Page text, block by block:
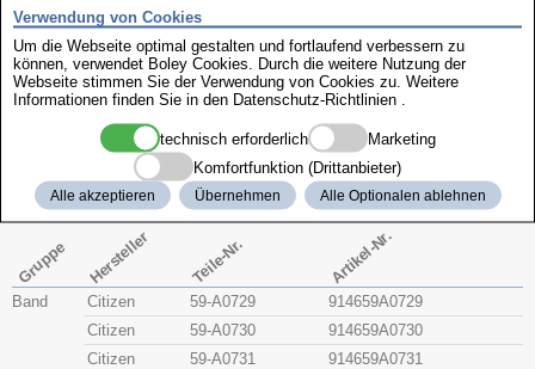
Skagen
TAG Heuer
Tissot
Zenith
Citizen 4-A05061
Gruppe Hersteller Teile-Nr. Artikel-Nr.
Band Citizen 59-A0729
914659A0729
Citizen
59-A0730
914659A0730
Citizen
59-A0731
914659A0731
Verwendung von Cookies
Um die Webseite optimal gestalten und fortlaufend verbessern zu
können, verwendet Boley Cookies. Durch die weitere Nutzung der
Webseite stimmen Sie der Verwendung von Cookies zu. Weitere
Informationen finden Sie in den Datenschutz-Richtlinien
technisch erforderlich
Marketing
Komfortfunktion (Drittanbieter)
Alle akzeptieren Übernehmen Alle Optionalen ablehnen